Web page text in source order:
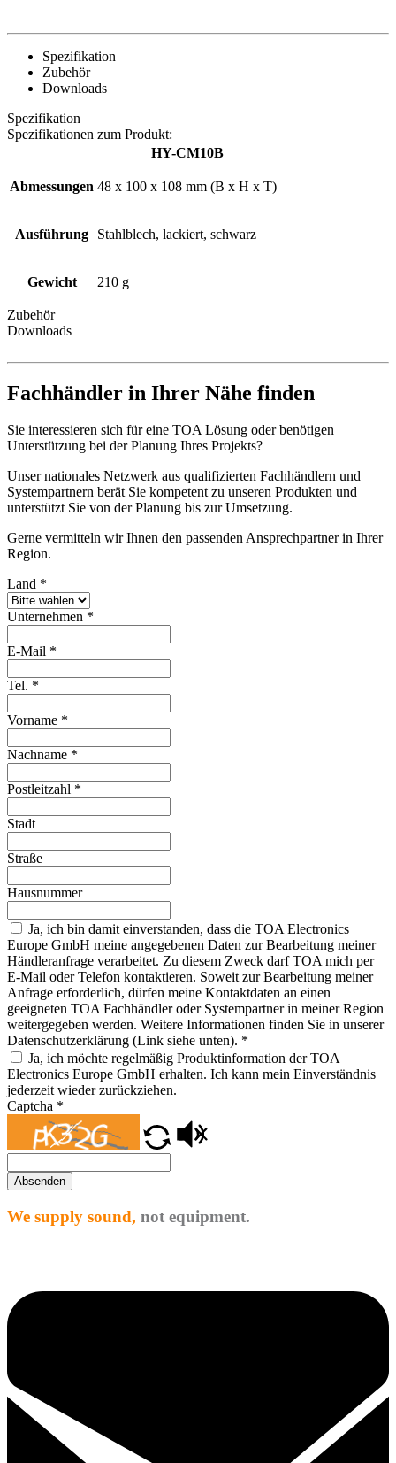
Spezifikation
Zubehör
Downloads
Spezifikation
Spezifikationen zum Produkt:
HY-CM10B
Abmessungen 48 x 100 x 108 mm (B x H x T)
Ausführung Stahlblech, lackiert, schwarz
Gewicht 210 g
Zubehör
Downloads
Fachhändler in Ihrer Nähe finden
Sie interessieren sich für eine TOA Lösung oder benötigen
Unterstützung bei der Planung Ihres Projekts?
Unser nationales Netzwerk aus qualifizierten Fachhändlern und
Systempartnern berät Sie kompetent zu unseren Produkten und
unterstützt Sie von der Planung bis zur Umsetzung.
Gerne vermitteln wir Ihnen den passenden Ansprechpartner in Ihrer
Region.
Land *
Unternehmen *
E-Mail *
Tel. *
Vorname *
Nachname *
Postleitzahl *
Stadt
Straße
Hausnummer
Ja, ich bin damit einverstanden, dass die TOA Electronics
Europe GmbH meine angegebenen Daten zur Bearbeitung meiner
Händleranfrage verarbeitet. Zu diesem Zweck darf TOA mich per
E-Mail oder Telefon kontaktieren. Soweit zur Bearbeitung meiner
Anfrage erforderlich, dürfen meine Kontaktdaten an einen
geeigneten TOA Fachhändler oder Systempartner in meiner Region
weitergegeben werden. Weitere Informationen finden Sie in unserer
Datenschutzerklärung (Link siehe unten). *
Ja, ich möchte regelmäßig Produktinformation der TOA
Electronics Europe GmbH erhalten. Ich kann mein Einverständnis
jederzeit wieder zurückziehen.
Captcha *
Absenden
We supply sound, not equipment.